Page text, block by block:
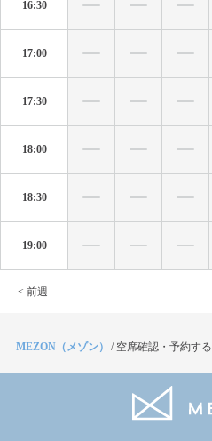
16:30
17:00
17:30
18:00
18:30
19:00
< 前週
MEZON（メゾン） / 空席確認・予約する